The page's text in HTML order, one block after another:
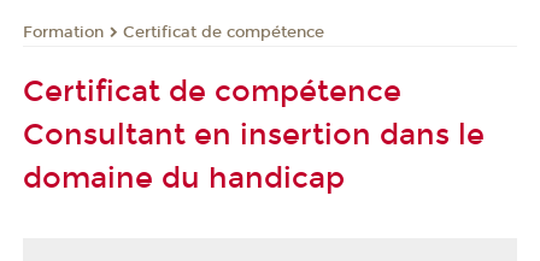
Formation Certificat de compétence
Certificat de compétence
Consultant en insertion dans le
domaine du handicap